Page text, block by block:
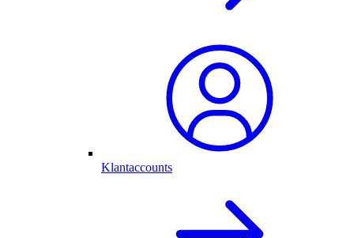
Klantaccounts